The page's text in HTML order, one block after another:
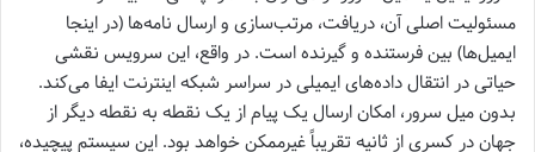
مسئولیت اصلی آن، دریافت، مرتب‌سازی و ارسال نامه‌ها (در اینجا
ایمیل‌ها) بین فرستنده و گیرنده است. در واقع، این سرویس نقشی
حیاتی در انتقال داده‌های ایمیلی در سراسر شبکه اینترنت ایفا می‌کند.
بدون میل سرور، امکان ارسال یک پیام از یک نقطه به نقطه دیگر از
جهان در کسری از ثانیه تقریباً غیرممکن خواهد بود. این سیستم پیچیده،